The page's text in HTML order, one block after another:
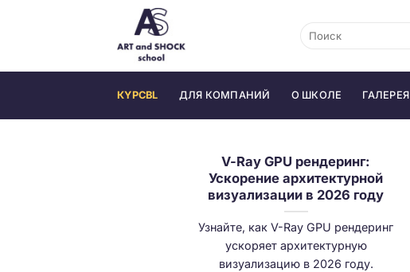
КYPCBL ДЛЯ КОМПАНИЙ О ШКОЛЕ ГАЛЕРЕЯ
V-Ray GPU рендеринг:
Ускорение архитектурной
визуализации в 2026 году
Узнайте, как V-Ray GPU рендеринг
ускоряет архитектурную
визуализацию в 2026 году.